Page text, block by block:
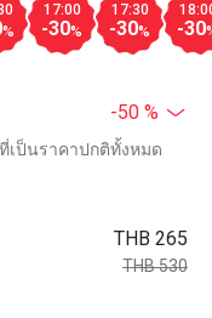
%
17:00
-30%
17:30
-30% -30
-50 %
เป็นราคาปกติทั้งหมด
THB 265
THB 530